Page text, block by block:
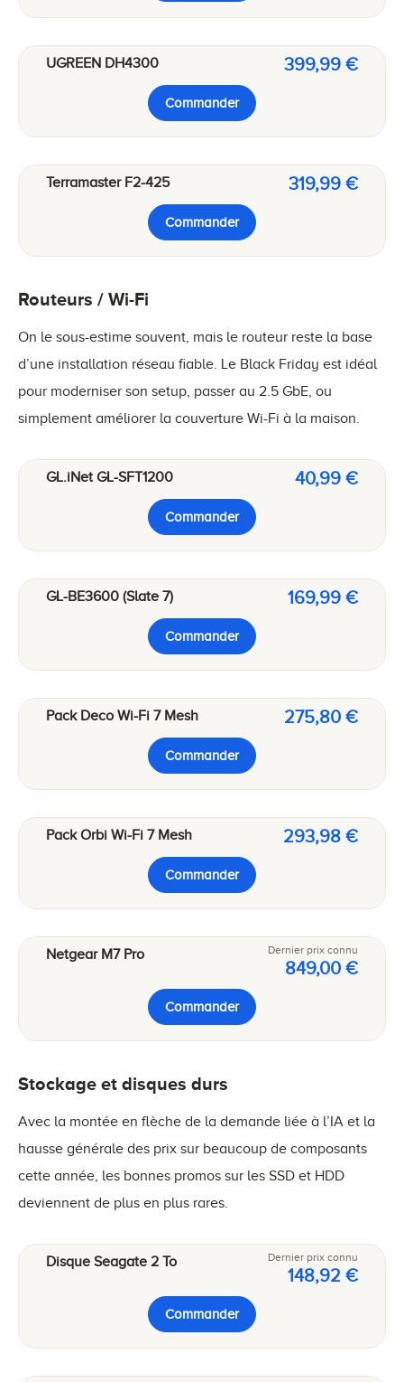
UGREEN DH4300 399,99 €
Commander
Terramaster F2-425 319,99 €
Commander
Routeurs / Wi-Fi
On le sous-estime souvent, mais le routeur reste la base
d’une installation réseau fiable. Le Black Friday est idéal
pour moderniser son setup, passer au 2.5 GbE, ou
simplement améliorer la couverture Wi-Fi à la maison.
GL.iNet GL-SFT1200 40,99 €
Commander
GL-BE3600 (Slate 7) 169,99 €
Commander
Pack Deco Wi-Fi 7 Mesh 275,80 €
Commander
Pack Orbi Wi-Fi 7 Mesh 293,98 €
Commander
Netgear M7 Pro Dernier prix connu
849,00 €
Commander
Stockage et disques durs
Avec la montée en flèche de la demande liée à l’IA et la
hausse générale des prix sur beaucoup de composants
cette année, les bonnes promos sur les SSD et HDD
deviennent de plus en plus rares.
Disque Seagate 2 To Dernier prix connu
148,92 €
Commander